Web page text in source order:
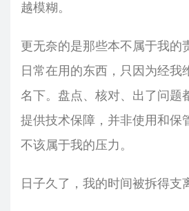
越模糊。
更无奈的是那些本不属于我的
日常在用的东西，只因为经我
名下。盘点、核对、出了问题
提供技术保障，并非使用和保
不该属于我的压力。
日子久了，我的时间被拆得支